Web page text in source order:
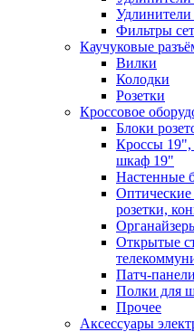
Фильтры
Каучуковые
Вилки
Колодки
Розетки
Кроссовое
Блоки
Кроссы 19",
шкаф 19"
Настенные
розетки,
Открытые
Патч-
Полки для
Прочее
Аксессуары